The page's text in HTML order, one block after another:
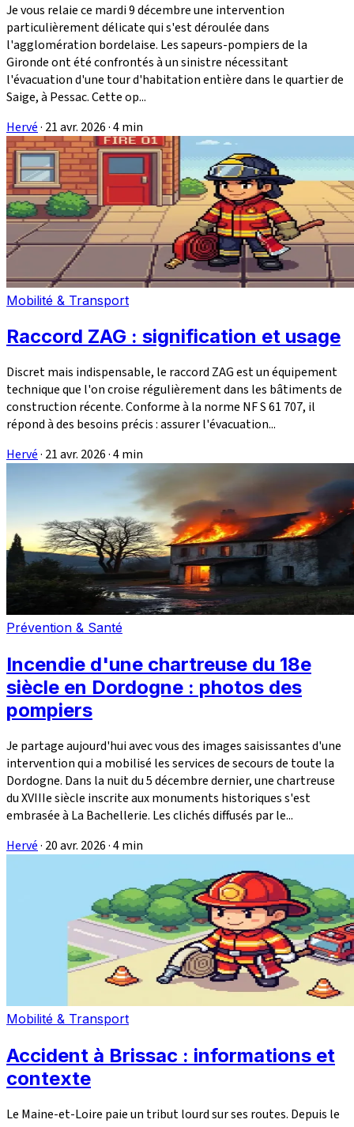
Je vous relaie ce mardi 9 décembre une intervention
particulièrement délicate qui s'est déroulée dans
l'agglomération bordelaise. Les sapeurs-pompiers de la
Gironde ont été confrontés à un sinistre nécessitant
l'évacuation d'une tour d'habitation entière dans le quartier de
Saige, à Pessac. Cette op...
Hervé· 21 avr. 2026·4 min
Mobilité & Transport
Raccord ZAG : signification et usage
Discret mais indispensable, le raccord ZAG est un équipement
technique que l'on croise régulièrement dans les bâtiments de
construction récente. Conforme à la norme NF S 61 707, il
répond à des besoins précis : assurer l'évacuation...
Hervé· 21 avr. 2026·4 min
Prévention & Santé
Incendie d'une chartreuse du 18e
siècle en Dordogne : photos des
pompiers
Je partage aujourd'hui avec vous des images saisissantes d'une
intervention qui a mobilisé les services de secours de toute la
Dordogne. Dans la nuit du 5 décembre dernier, une chartreuse
du XVIIIe siècle inscrite aux monuments historiques s'est
embrasée à La Bachellerie. Les clichés diffusés par le...
Hervé· 20 avr. 2026·4 min
Mobilité & Transport
Accident à Brissac : informations et
contexte
Le Maine-et-Loire paie un tribut lourd sur ses routes. Depuis le